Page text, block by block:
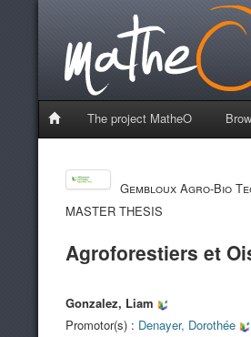
The project MatheO
Gembloux Agro-Bio
MASTER THESIS
Agroforestiers et
Gonzalez, Liam
Promotor(s) : Denayer, Dorothée